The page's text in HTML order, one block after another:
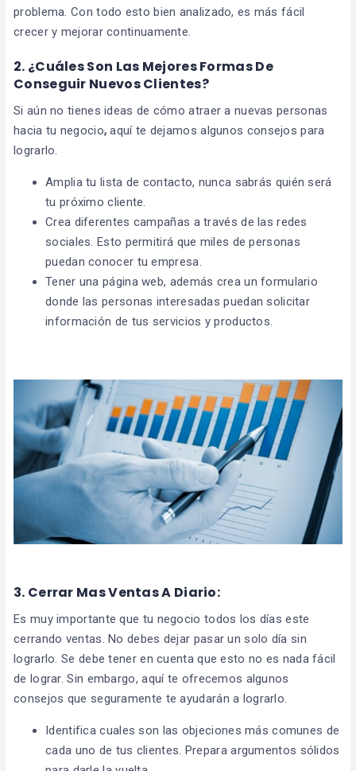
problema. Con todo esto bien analizado, es más fácil
crecer y mejorar continuamente.
2. ¿Cuáles Son Las Mejores Formas De
Conseguir Nuevos Clientes?
Si aún no tienes ideas de cómo atraer a nuevas personas
hacia tu negocio,aquí te dejamos algunos consejos para
lograrlo.
Amplia tu lista de contacto, nunca sabrás quién será
tu próximo cliente.
Crea diferentes campañas a través de las redes
sociales. Esto permitirá que miles de personas
puedan conocer tu empresa.
Tener una página web, además crea un formulario
donde las personas interesadas puedan solicitar
información de tus servicios y productos.
3. Cerrar Mas Ventas A Diario:
Es muy importante que tu negocio todos los días este
cerrando ventas. No debes dejar pasar un solo día sin
lograrlo. Se debe tener en cuenta que esto no es nada fácil
de lograr. Sin embargo, aquí te ofrecemos algunos
consejos que seguramente te ayudarán a lograrlo.
Identifica cuales son las objeciones más comunes de
cada uno de tus clientes. Prepara argumentos sólidos